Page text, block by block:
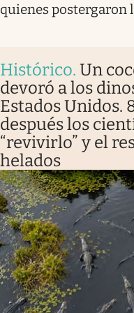
quienes postergaron
Histórico. Un
devoró a los
Estados Unidos.
después los
“revivirlo” y el
helados